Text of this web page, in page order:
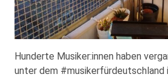
Hunderte Musiker:innen haben
unter dem #musikerfürdeutschland